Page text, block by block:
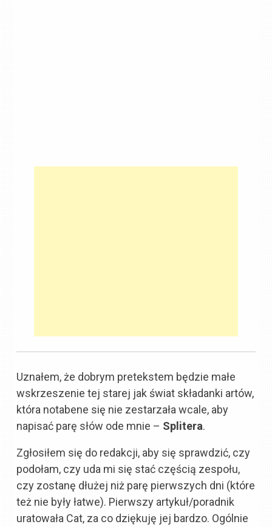
Uznałem, że dobrym pretekstem będzie małe
wskrzeszenie tej starej jak świat składanki artów,
która notabene się nie zestarzała wcale, aby
napisać parę słów ode mnie – Splitera.
Zgłosiłem się do redakcji, aby się sprawdzić, czy
podołam, czy uda mi się stać częścią zespołu,
czy zostanę dłużej niż parę pierwszych dni (które
też nie były łatwe). Pierwszy artykuł/poradnik
uratowała Cat, za co dziękuję jej bardzo. Ogólnie